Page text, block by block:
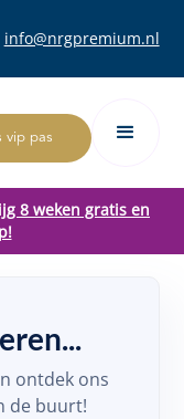
info@nrgpremium.nl
vip pas
8 weken gratis en
ontdek ons
de buurt!